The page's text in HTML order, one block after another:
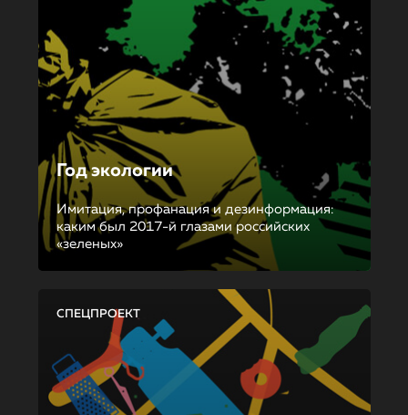
Год экологии
Имитация, профанация и дезинформация:
каким был 2017-й глазами российских
«зеленых»
СПЕЦПРОЕКТ